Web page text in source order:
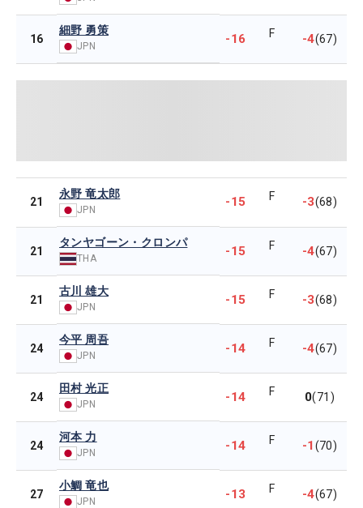
16
細野 勇策
JPN -16 F -4(67)
21
永野 竜太郎
JPN
-15 F -3(68)
21
タンヤゴーン・クロンパ
THA -15 F -4(67)
21
古川 雄大
JPN -15 F -3(68)
24
今平 周吾
JPN -14 F -4(67)
24
田村 光正
JPN -14 F 0(71)
24
河本 力
JPN -14 F -1(70)
27
小鯛 竜也
JPN -13 F -4(67)